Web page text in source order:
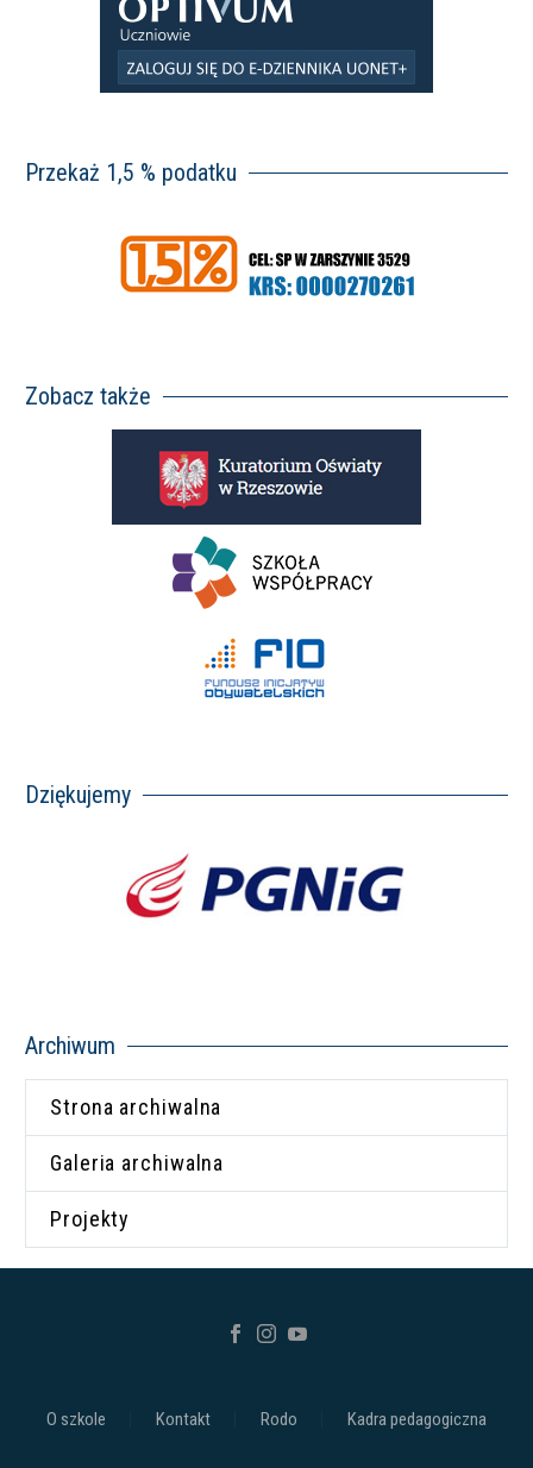
Przekaż 1,5 % podatku
Zobacz także
Dziękujemy
Archiwum
Strona archiwalna
Galeria archiwalna
Projekty
O szkole Kontakt Rodo Kadra pedagogiczna